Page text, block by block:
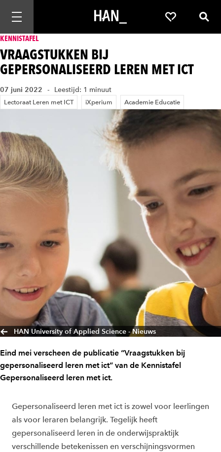
Mobiele navigatie openen Favorieten
KENNISTAFEL
VRAAGSTUKKEN BIJ
GEPERSONALISEERD LEREN MET ICT
07 juni 2022 Leestijd: 1 minuut
Lectoraat Leren met ICT iXperium Academie Educatie
HAN University of Applied Science - Nieuws
Eind mei verscheen de publicatie “Vraagstukken bij
gepersonaliseerd leren met ict” van de Kennistafel
Gepersonaliseerd leren met ict.
Gepersonaliseerd leren met ict is zowel voor leerlingen
als voor leraren belangrijk. Tegelijk heeft
gepersonaliseerd leren in de onderwijspraktijk
verschillende betekenissen en verschijningsvormen